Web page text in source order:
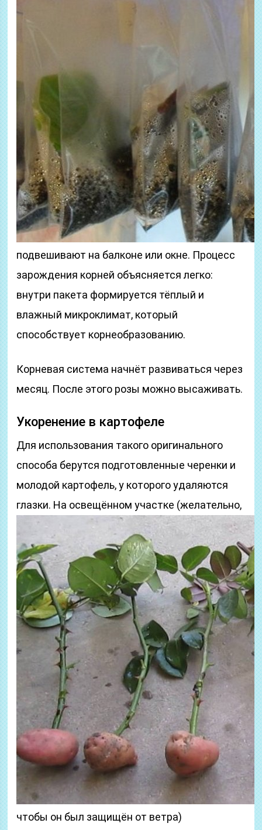
подвешивают на балконе или окне. Процесс
зарождения корней объясняется легко:
внутри пакета формируется тёплый и
влажный микроклимат, который
способствует корнеобразованию.
Корневая система начнёт развиваться через
месяц. После этого розы можно высаживать.
Укоренение в картофеле
Для использования такого оригинального
способа берутся подготовленные черенки и
молодой картофель, у которого удаляются
глазки. На освещённом участке (желательно,
чтобы он был защищён от ветра)